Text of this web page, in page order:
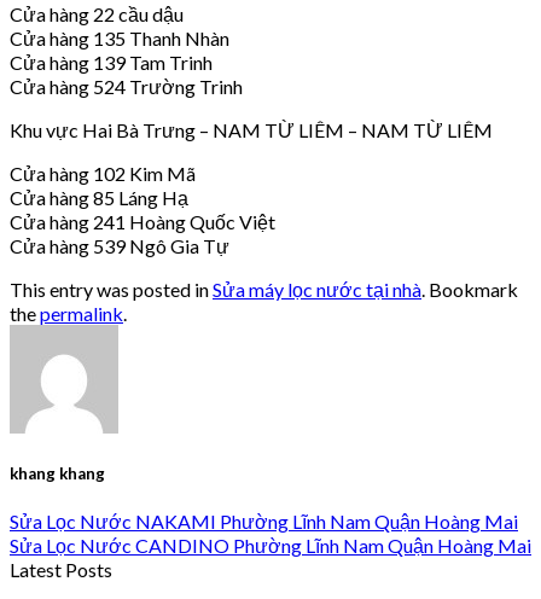
Cửa hàng 22 cầu dậu
Cửa hàng 135 Thanh Nhàn
Cửa hàng 139 Tam Trinh
Cửa hàng 524 Trường Trinh
Khu vực Hai Bà Trưng – NAM TỪ LIÊM – NAM TỪ LIÊM
Cửa hàng 102 Kim Mã
Cửa hàng 85 Láng Hạ
Cửa hàng 241 Hoàng Quốc Việt
Cửa hàng 539 Ngô Gia Tự
This entry was posted inSửa máy lọc nước tại nhà . Bookmark
thepermalink
khang khang
Sửa Lọc Nước NAKAMI Phường Lĩnh Nam Quận Hoàng Mai
Sửa Lọc Nước CANDINO Phường Lĩnh Nam Quận Hoàng Mai
Latest Posts